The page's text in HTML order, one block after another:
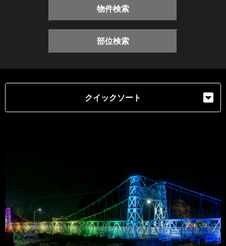
物件検索
部位検索
クイックソート